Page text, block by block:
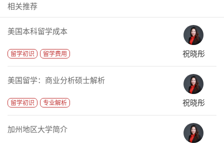
相关推荐
美国本科留学成本
留学初识 留学费用 祝晓彤
美国留学：商业分析硕士解析
留学初识 专业解析 祝晓彤
加州地区大学简介